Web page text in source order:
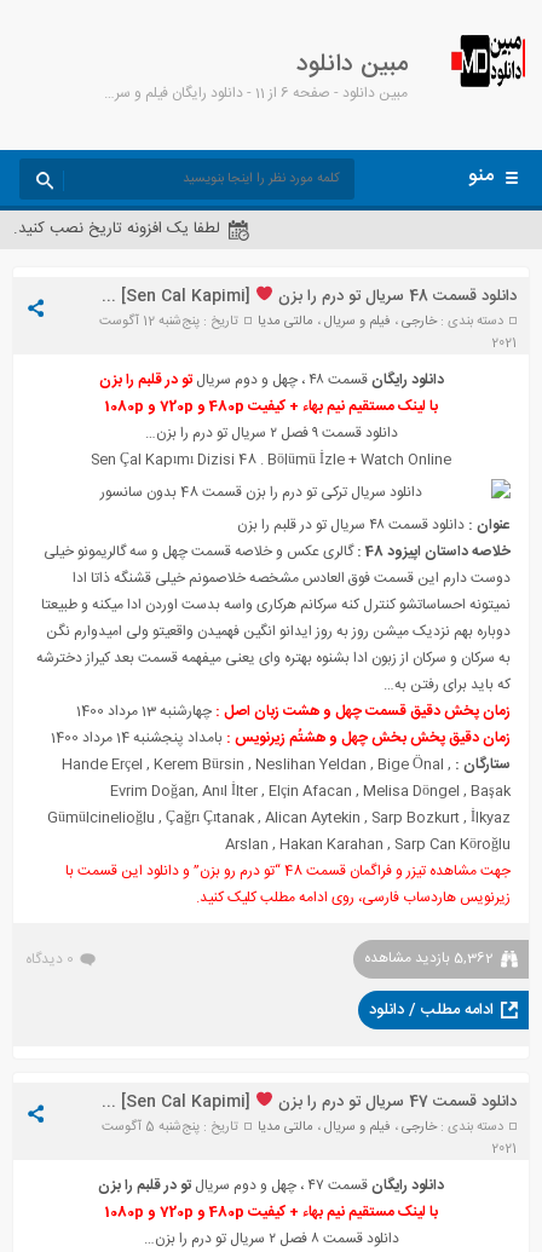
مبین دانلود
مبین دانلود - صفحه 6 از 11 - دانلود رایگان فیلم و سریال، آهنگ، کارتون و انیمیشن
منو
لطفا یک افزونه تاریخ نصب کنید.
دانلود قسمت 48 سریال تو درم را بزن [Sen Cal Kapimi] + زیرنویس
دسته بندی :خارجی، فیلم و سریال، مالتی مدیا
تاریخ : پنج‌شنبه 12 آگوست
2021
دانلود رایگانقسمت ۴۸ ، چهل و دوم سریال
تو در قلبم را بزن
با لینک مستقیم نیم بهاء + کیفیت 480p و 720p و 1080p
دانلود قسمت ۹ فصل ۲ سریال تو درم را بزن…
Sen Çal Kapımı Dizisi 48 . Bölümüİzle + Watch Online
عنوان : دانلود قسمت ۴۸ سریال تو در قلبم را بزن
خلاصه داستان اپیزود 48 :
گالری عکس و خلاصه قسمت چهل و سه گالریمونو خیلی
دوست دارم این قسمت فوق العادس مشخصه خلاصمونم خیلی قشنگه ذاتا ادا
نمیتونه احساساتشو کنترل کنه سرکانم هرکاری واسه بدست اوردن ادا میکنه و طبیعتا
دوباره بهم نزدیک میشن روز به روز ایدانو انگین فهمیدن واقعیتو ولی امیدوارم نگن
به سرکان و سرکان از زبون ادا بشنوه بهتره وای یعنی میفهمه قسمت بعد کیراز دخترشه
که باید برای رفتن به…
زمان پخش دقیق قسمت چهل و هشت زبان اصل : چهارشنبه 13 مرداد 1400
زمان دقیق پخش بخش چهل و هشتُم زیرنویس : بامداد پنجشنبه 14 مرداد 1400
ستارگان :
Hande Erçel , Kerem Bürsin , Neslihan Yeldan , Bige Önal ,
Evrim Doğan, Anıl İlter, Elçin Afacan , Melisa Döngel , Başak
Gümülcinelioğlu , Çağrı Çıtanak, Alican Aytekin , Sarp Bozkurt, İlkyaz
Arslan , Hakan Karahan , Sarp Can Köroğlu
جهت مشاهده تیزر و فراگمان قسمت 48 “تو درم رو بزن” و دانلود این قسمت با
زیرنویس هاردساب فارسی، روی ادامه مطلب کلیک کنید.
5,362 بازدید مشاهده 0 دیدگاه
ادامه مطلب / دانلود
دانلود قسمت 47 سریال تو درم را بزن [Sen Cal Kapimi] + زیرنویس
دسته بندی :خارجی، فیلم و سریال، مالتی مدیا
تاریخ : پنج‌شنبه 5 آگوست
2021
دانلود رایگانقسمت ۴۷ ، چهل و دوم سریال
تو در قلبم را بزن
با لینک مستقیم نیم بهاء + کیفیت 480p و 720p و 1080p
دانلود قسمت ۸ فصل ۲ سریال تو درم را بزن…